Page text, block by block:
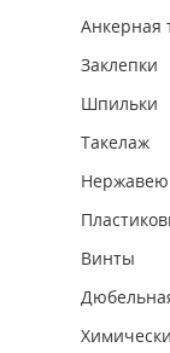
Анкерная
Заклепки
Шпильки
Такелаж
Винты